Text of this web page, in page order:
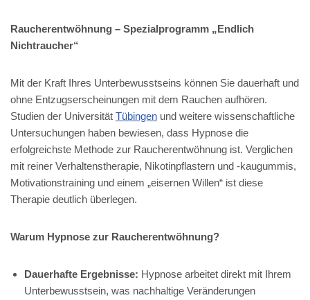
Raucherentwöhnung – Spezialprogramm „Endlich
Nichtraucher“
Mit der Kraft Ihres Unterbewusstseins können Sie dauerhaft und
ohne Entzugserscheinungen mit dem Rauchen aufhören.
Studien der Universität Tübingen und weitere wissenschaftliche
Untersuchungen haben bewiesen, dass Hypnose die
erfolgreichste Methode zur Raucherentwöhnung ist. Verglichen
mit reiner Verhaltenstherapie, Nikotinpflastern und -kaugummis,
Motivationstraining und einem „eisernen Willen“ ist diese
Therapie deutlich überlegen.
Warum Hypnose zur Raucherentwöhnung?
Dauerhafte Ergebnisse: Hypnose arbeitet direkt mit Ihrem
Unterbewusstsein, was nachhaltige Veränderungen